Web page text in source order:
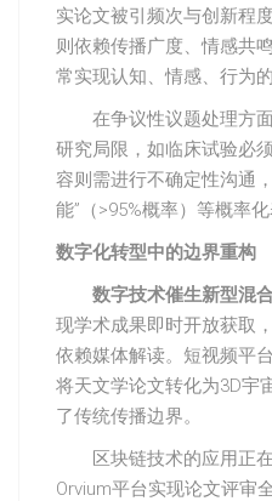
实论文被引频次与创新程
则依赖传播广度、情感共
常实现认知、情感、行为
在争议性议题处理方
研究局限，如临床试验必
容则需进行不确定性沟通
能”（>95%概率）等概率
数字化转型中的边界重构
数字技术催生新型混
现学术成果即时开放获取
依赖媒体解读。短视频平
将天文学论文转化为3D宇
了传统传播边界。
区块链技术的应用正
Orvium平台实现论文评审